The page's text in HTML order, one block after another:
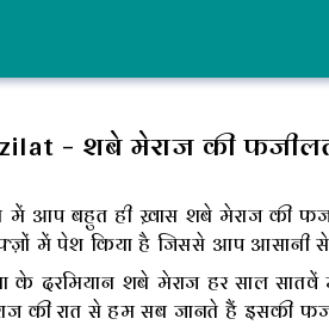
– शबे मेराज की
आप बहुत ही ख़ास शबे मेराज की
में पेश किया है जिससे आप आसानी
के दरमियान शबे मेराज हर साल
की रात से हम सब जानते हैं इसकी